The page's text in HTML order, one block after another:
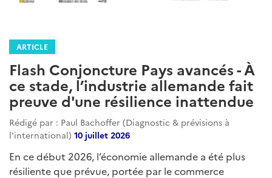
ARTICLE
Flash Conjoncture Pays avancés - À
ce stade, l’industrie allemande fait
preuve d'une résilience inattendue
Rédigé par : Paul Bachoffer (Diagnostic & prévisions à
l'international) 10 juillet 2026
En ce début 2026, l’économie allemande a été plus
résiliente que prévue, portée par le commerce